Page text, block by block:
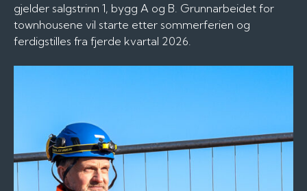
gjelder salgstrinn 1, bygg A og B. Grunnarbeidet for
townhousene vil starte etter sommerferien og
ferdigstilles fra fjerde kvartal 2026.